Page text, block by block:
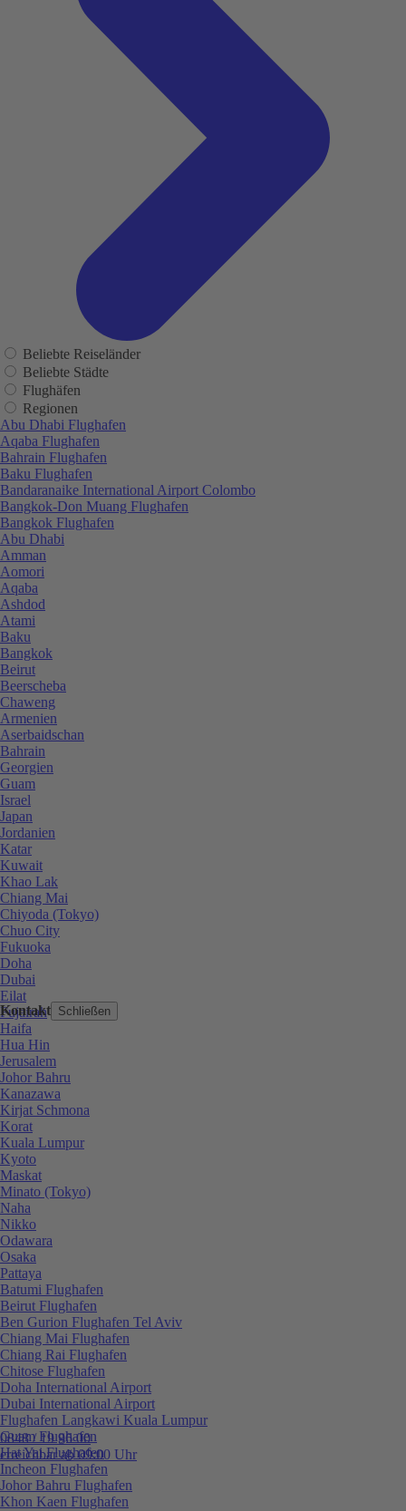
Kontakt Schließen
0848 / 19 96 00
erreichbar ab 09:00 Uhr
Beliebte Reiseländer
Beliebte Städte
Flughäfen
Regionen
Abu Dhabi Flughafen
Aqaba Flughafen
Bahrain Flughafen
Baku Flughafen
Bandaranaike International Airport Colombo
Bangkok-Don Muang Flughafen
Bangkok Flughafen
Abu Dhabi
Amman
Aomori
Aqaba
Ashdod
Atami
Baku
Bangkok
Beirut
Beerscheba
Chaweng
Armenien
Aserbaidschan
Bahrain
Georgien
Guam
Israel
Japan
Jordanien
Katar
Kuwait
Khao Lak
Chiang Mai
Chiyoda (Tokyo)
Chuo City
Fukuoka
Doha
Dubai
Eilat
Fujairah
Haifa
Hua Hin
Jerusalem
Johor Bahru
Kanazawa
Kirjat Schmona
Korat
Kuala Lumpur
Kyoto
Maskat
Minato (Tokyo)
Naha
Nikko
Odawara
Osaka
Pattaya
Batumi Flughafen
Beirut Flughafen
Ben Gurion Flughafen Tel Aviv
Chiang Mai Flughafen
Chiang Rai Flughafen
Chitose Flughafen
Doha International Airport
Dubai International Airport
Flughafen Langkawi Kuala Lumpur
Guam Flughafen
Hat Yai Flughafen
Incheon Flughafen
Johor Bahru Flughafen
Khon Kaen Flughafen